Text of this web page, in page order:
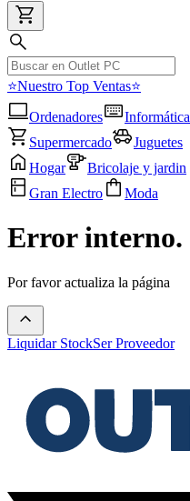
⭐Nuestro Top Ventas⭐
Ordenadores
Informática
Supermercado
Juguetes
Hogar
Bricolaje y jardin
Gran Electro
Moda
Error interno.
Por favor actualiza la página
Liquidar StockSer Proveedor